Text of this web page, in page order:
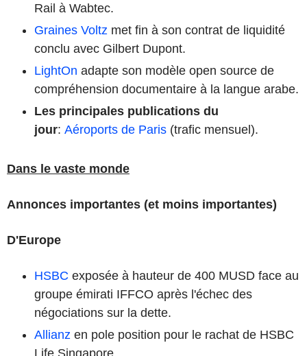
Rail à Wabtec.
Graines Voltz met fin à son contrat de liquidité
conclu avec Gilbert Dupont.
LightOn adapte son modèle open source de
compréhension documentaire à la langue arabe.
Les principales publications du
jour: Aéroports de Paris (trafic mensuel).
Dans le vaste monde
Annonces importantes (et moins importantes)
D'Europe
HSBC exposée à hauteur de 400 MUSD face au
groupe émirati IFFCO après l'échec des
négociations sur la dette.
Allianz en pole position pour le rachat de HSBC
Life Singapore.